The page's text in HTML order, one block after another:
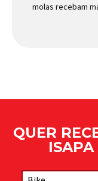
molas recebam
QUER